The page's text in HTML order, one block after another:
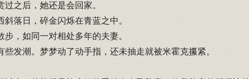
之后，她还是会回家。
落日，碎金闪烁在青蓝之中。
，如同一对相处多年的夫妻。
发潮。梦梦动了动手指，还未抽走就被米霍克攥紧。